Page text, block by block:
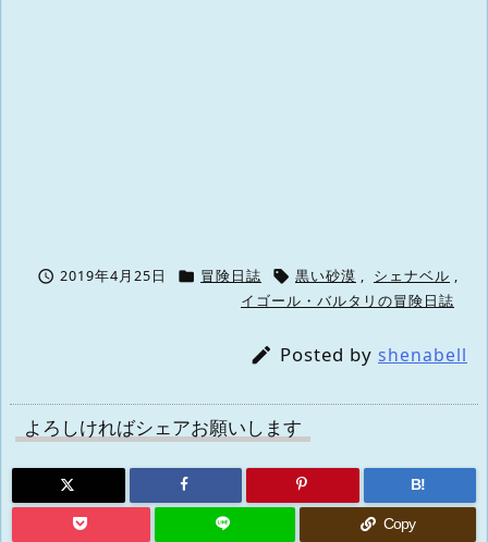
 2019年4月25日  冒険日誌  黒い砂漠 , シェナベル ,
イゴール・バルタリの冒険日誌
 Posted by shenabell
よろしければシェアお願いします
B!
Copy